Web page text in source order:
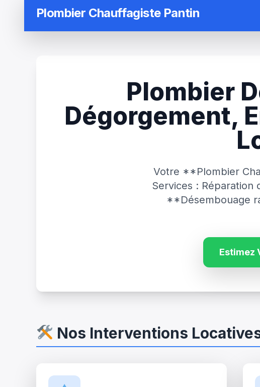
Plombier Chauffagiste Pantin
Plombier
Dégorgement,
Votre **Plombier
Services :
**Désembouage
Estimez
Nos Interventions